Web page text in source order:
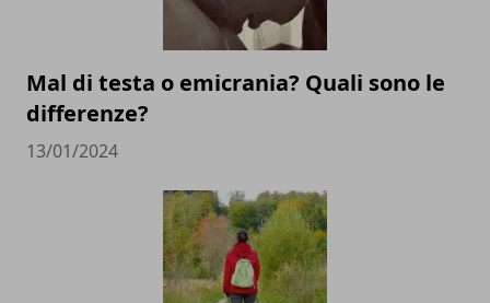
Mal di testa o emicrania? Quali sono le
differenze?
13/01/2024